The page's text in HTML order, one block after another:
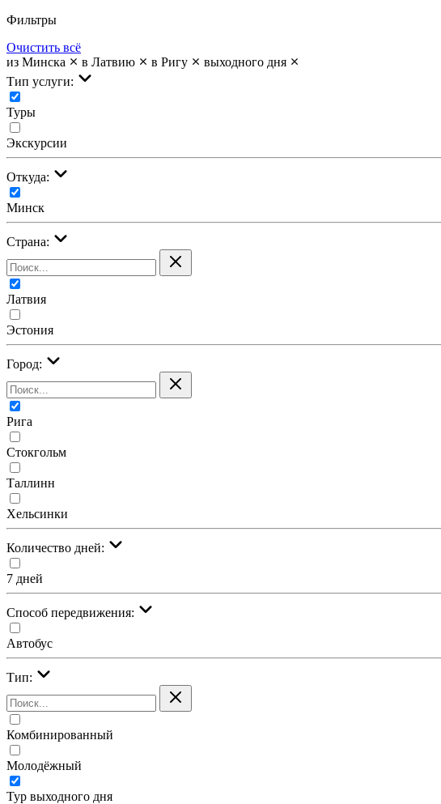
Фильтры
Очистить всё
из Минска
в Латвию в Ригу
выходного дня
Тип услуги:
Туры
Экскурсии
Откуда:
Минск
Страна:
Латвия
Эстония
Город:
Рига
Стокгольм
Таллинн
Хельсинки
Количество дней:
7 дней
Cпособ передвижения:
Автобус
Тип:
Комбинированный
Молодёжный
Тур выходного дня